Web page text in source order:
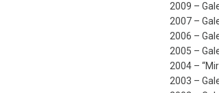
2009 –
2007 –
2006 –
2005 –
2004 –
2003 –